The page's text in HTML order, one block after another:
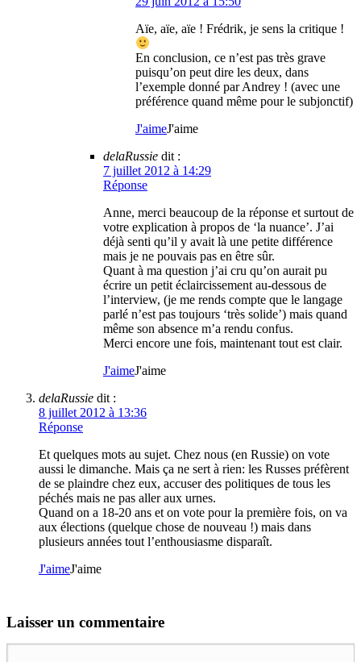
Aïe, aïe, aïe ! Frédrik, je sens la critique !
En conclusion, ce n’est pas très grave
puisqu’on peut dire les deux, dans
l’exemple donné par Andrey ! (avec une
préférence quand même pour le subjonctif)
J'aimeJ'aime
delaRussie dit :
7 juillet 2012 à 14:29
Réponse
Anne, merci beaucoup de la réponse et surtout de
votre explication à propos de ‘la nuance’. J’ai
déjà senti qu’il y avait là une petite différence
mais je ne pouvais pas en être sûr.
Quant à ma question j’ai cru qu’on aurait pu
écrire un petit éclaircissement au-dessous de
l’interview, (je me rends compte que le langage
parlé n’est pas toujours ‘très solide’) mais quand
même son absence m’a rendu confus.
Merci encore une fois, maintenant tout est clair.
J'aimeJ'aime
delaRussie dit :
8 juillet 2012 à 13:36
Réponse
Et quelques mots au sujet. Chez nous (en Russie) on vote
aussi le dimanche. Mais ça ne sert à rien: les Russes préfèrent
de se plaindre chez eux, accuser des politiques de tous les
péchés mais ne pas aller aux urnes.
Quand on a 18-20 ans et on vote pour la première fois, on va
aux élections (quelque chose de nouveau !) mais dans
plusieurs années tout l’enthousiasme disparaît.
J'aimeJ'aime
Laisser un commentaire